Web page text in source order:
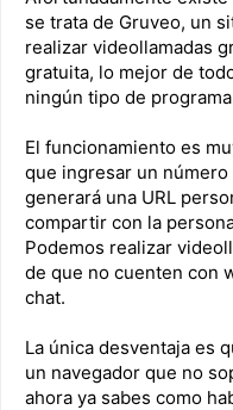
se trata de Gruveo, un
realizar videollamadas
gratuita, lo mejor de
ningún tipo de
El funcionamiento es
que ingresar un
generará una URL
compartir con la
Podemos realizar
de que no cuenten con
chat.
La única desventaja es
un navegador que no
ahora ya sabes como